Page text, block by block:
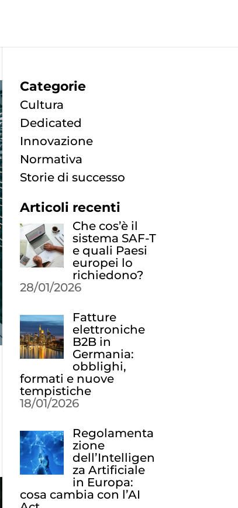
Categorie
Cultura
Dedicated
Innovazione
Normativa
Storie di successo
Articoli recenti
Che cos’è il
sistema SAF-T
e quali Paesi
europei lo
richiedono?
28/01/2026
Fatture
elettroniche
B2B in
Germania:
obblighi,
formati e nuove
tempistiche
18/01/2026
Regolamenta
zione
dell’Intelligen
za Artificiale
in Europa:
cosa cambia con l’AI